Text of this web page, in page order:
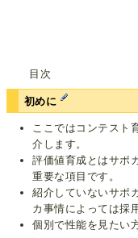
目次
初めに
ここではコンテスト
介します。
評価値育成とはサポ
重要な項目です。
紹介していないサポ
カ事情によっては採
個別で性能を見たい